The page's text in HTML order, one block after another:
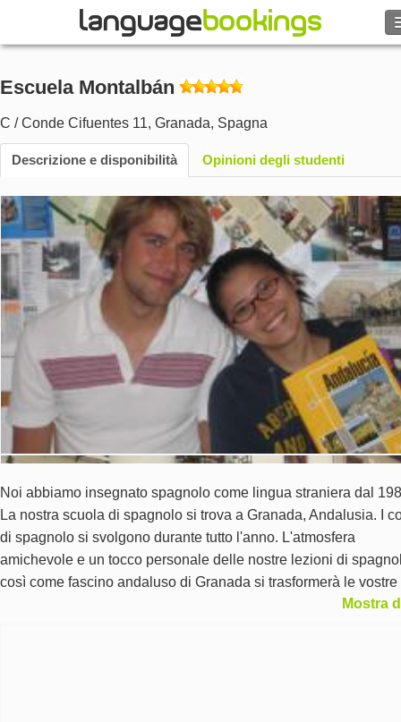
Contattaci
SFOGLIARE
Entra
Aiuto
Valuta
Escuela Montalbán
C / Conde Cifuentes 11, Granada, Spagna
Descrizione e disponibilità Opinioni degli studenti
Noi abbiamo insegnato spagnolo come lingua straniera dal
La nostra scuola di spagnolo si trova a Granada, Andalusia. I
di spagnolo si svolgono durante tutto l'anno. L'atmosfera
amichevole e un tocco personale delle nostre lezioni di
così come fascino andaluso di Granada si trasformerà le vostre
vacanze di lingua in un'esperienza indimenticabile. SiamoMostra